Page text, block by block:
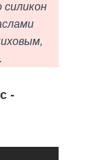
силикон
-